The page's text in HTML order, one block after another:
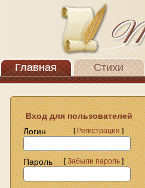
Главная Стихи
Вход для пользователей
Логин
[Регистрация]
Пароль [Забыли пароль]